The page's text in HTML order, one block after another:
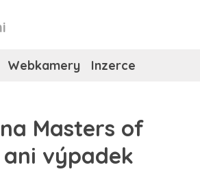
Webkamery Inzerce
na Masters of
výpadek